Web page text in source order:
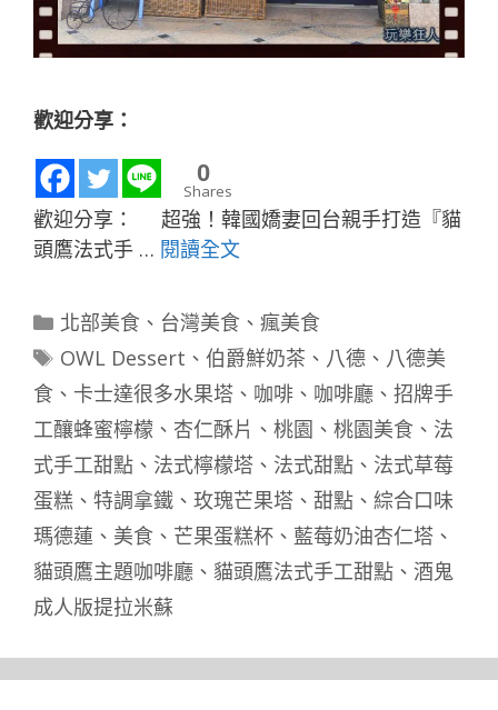
歡迎分享：
0
Shares
歡迎分享： 超強！韓國嬌妻回台親手打造『貓
頭鷹法式手 … 閱讀全文
分
類
北部美食、 台灣美食、 瘋美食
標
OWL Dessert 、 伯爵鮮奶茶 、 八德、 八德美
食 、 卡士達很多水果塔 、 咖啡 、 咖啡廳 、 招牌手
工釀蜂蜜檸檬 、 杏仁酥片 、 桃園 、 桃園美食 、 法
式手工甜點 、 法式檸檬塔 、 法式甜點 、 法式草莓
蛋糕 、 特調拿鐵 、 玫瑰芒果塔 、 甜點 、 綜合口味
瑪德蓮 、 美食 、 芒果蛋糕杯 、 藍莓奶油杏仁塔 、
貓頭鷹主題咖啡廳 、 貓頭鷹法式手工甜點 、 酒鬼
成人版提拉米蘇